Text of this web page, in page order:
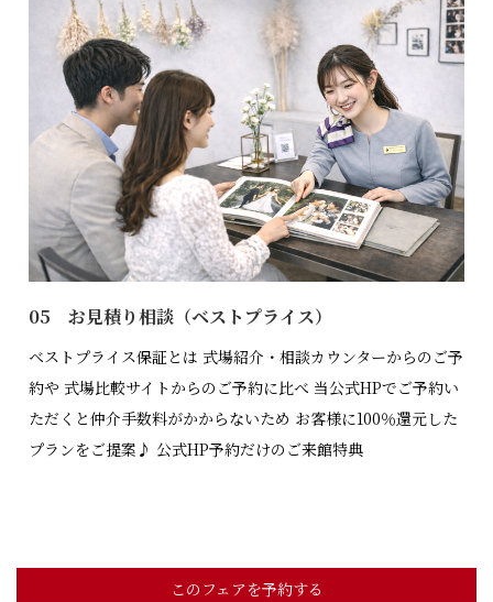
05 お見積り相談（ベストプライス）
ベストプライス保証とは 式場紹介・相談カウンターからのご予
約や 式場比較サイトからのご予約に比べ 当公式HPでご予約い
ただくと仲介手数料がかからないため お客様に100％還元した
プランをご提案♪ 公式HP予約だけのご来館特典
このフェアを予約する